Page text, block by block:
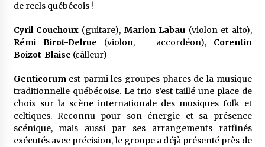
de reels québécois !
Cyril Couchoux(guitare), Marion Labau (violon et alto),
Rémi Birot-Delrue (violon, accordéon), Corentin
Boizot-Blaise (câlleur)
Genticorumest parmi les groupes phares de la musique
traditionnelle québécoise. Le trio s’est taillé une place de
choix sur la scène internationale des musiques folk et
celtiques. Reconnu pour son énergie et sa présence
scénique, mais aussi par ses arrangements raffinés
exécutés avec précision, le groupe a déjà présenté près de